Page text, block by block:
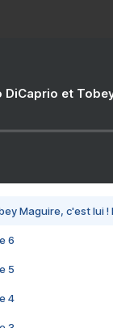
DiCaprio et
Maguire, c'est lui
6
5
4